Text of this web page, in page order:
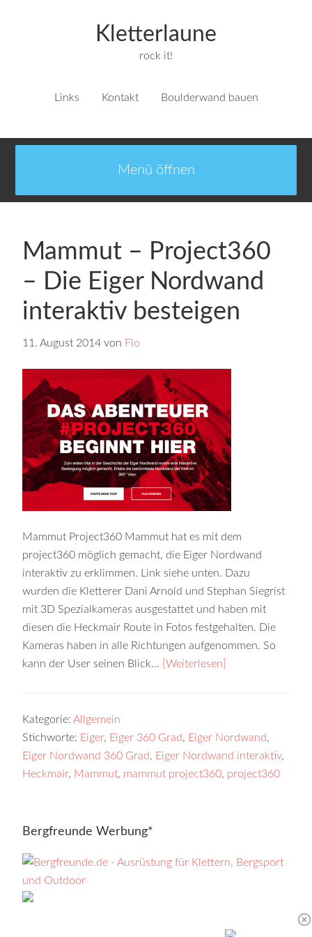
Kletterlaune
rock it!
Links Kontakt Boulderwand bauen
Mammut – Project360
– Die Eiger Nordwand
interaktiv besteigen
11. August 2014 von Flo
Mammut Project360 Mammut hat es mit dem
project360 möglich gemacht, die Eiger Nordwand
interaktiv zu erklimmen. Link siehe unten. Dazu
wurden die Kletterer Dani Arnold und Stephan Siegrist
mit 3D Spezialkameras ausgestattet und haben mit
diesen die Heckmair Route in Fotos festgehalten. Die
Kameras haben in alle Richtungen aufgenommen. So
kann der User seinen Blick…
[Weiterlesen]
Kategorie:Allgemein
Stichworte: Eiger, Eiger 360 Grad, Eiger Nordwand,
Eiger Nordwand 360 Grad, Eiger Nordwand interaktiv,
Heckmair, Mammut, mammut project360, project360
Bergfreunde Werbung*